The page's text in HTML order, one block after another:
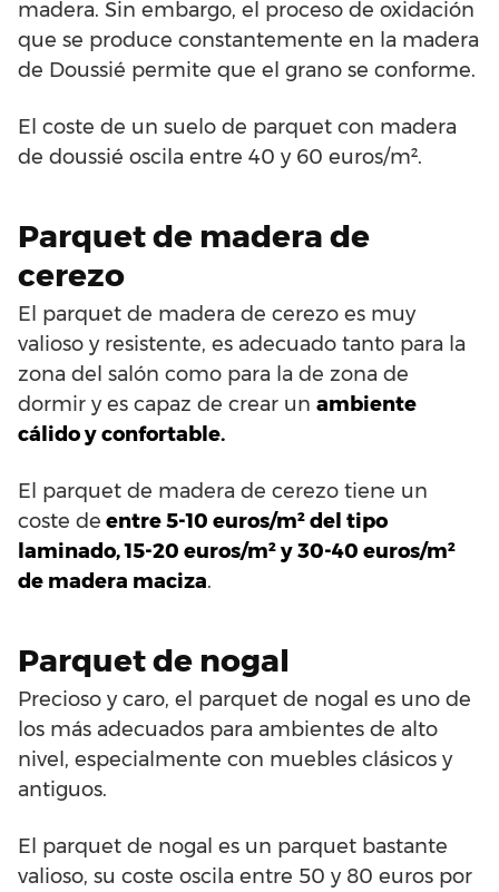
madera. Sin embargo, el proceso de oxidación
que se produce constantemente en la madera
de Doussié permite que el grano se conforme.
El coste de un suelo de parquet con madera
de doussié oscila entre 40 y 60 euros/m².
Parquet de madera de
cerezo
El parquet de madera de cerezo es muy
valioso y resistente, es adecuado tanto para la
zona del salón como para la de zona de
dormir y es capaz de crear un ambiente
cálido y confortable.
El parquet de madera de cerezo tiene un
coste de entre 5-10 euros/m² del tipo
laminado, 15-20 euros/m² y 30-40 euros/m²
de madera maciza.
Parquet de nogal
Precioso y caro, el parquet de nogal es uno de
los más adecuados para ambientes de alto
nivel, especialmente con muebles clásicos y
antiguos.
El parquet de nogal es un parquet bastante
valioso, su coste oscila entre 50 y 80 euros por